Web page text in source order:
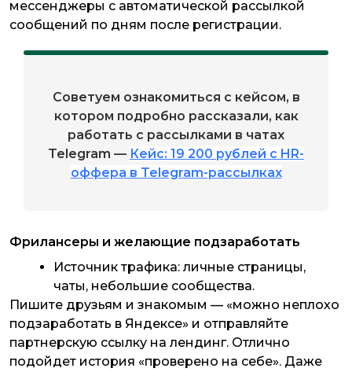
мессенджеры с автоматической рассылкой
сообщений по дням после регистрации.
Советуем ознакомиться с кейсом, в
котором подробно рассказали, как
работать с рассылками в чатах
Telegram — Кейс: 19 200 рублей с HR-
оффера в Telegram-рассылках
Фрилансеры и желающие подзаработать
Источник трафика: личные страницы,
чаты, небольшие сообщества.
Пишите друзьям и знакомым — «можно неплохо
подзаработать в Яндексе» и отправляйте
партнерскую ссылку на лендинг. Отлично
подойдет история «проверено на себе». Даже